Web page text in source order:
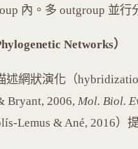
內。多 outgroup 並行
Networks）
網狀演化（
Bryant, 2006, Mol. Biol.
Lemus & Ané, 2016）